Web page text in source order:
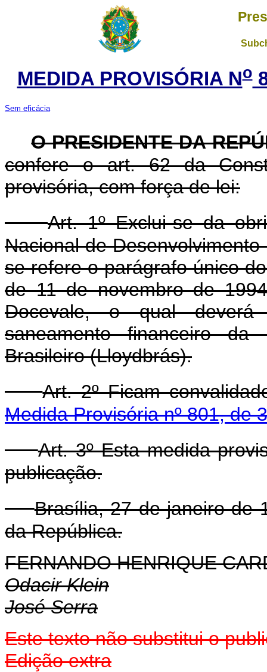
MEDIDA PROVISÓRIA No
Sem eficácia
O PRESIDENTE DA
confere o art. 62 da
provisória, com força de lei:
Art. 1º Exclui-se da
Nacional de
se refere o parágrafo único
de 11 de novembro de
Docevale, o qual deverá
saneamento financeiro da
Brasileiro (Lloydbrás).
Art. 2º Ficam
Medida Provisória nº 801, de
Art. 3º Esta medida
publicação.
Brasília, 27 de janeiro de
da República.
FERNANDO HENRIQUE
Odacir Klein
José Serra
Este texto não substitui o
Edição extra